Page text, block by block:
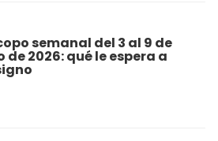
semanal del 3 al 9 de
de 2026: qué le espera a